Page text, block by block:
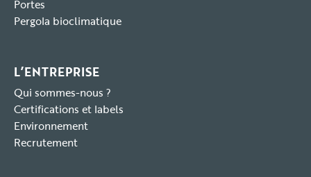
Portes
Pergola bioclimatique
L’ENTREPRISE
Qui sommes-nous ?
Certifications et labels
Environnement
Recrutement